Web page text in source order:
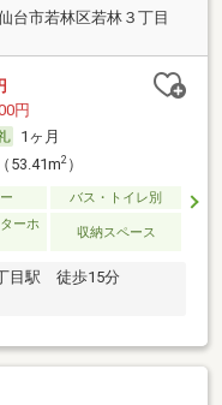
台市若林区若林３丁目
円
1ヶ月
53.41m2）
バス・トイレ別
ーホ
収納スペース
目駅 徒歩15分